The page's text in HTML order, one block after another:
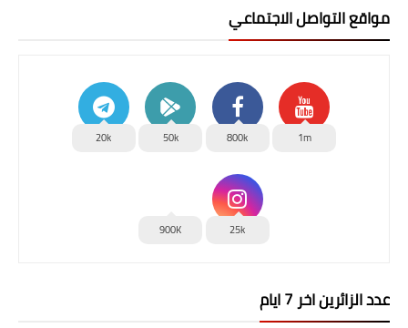
مواقع التواصل الاجتماعي
1m
800k
50k
20k
25k
900K
عدد الزائرين اخر 7 ايام